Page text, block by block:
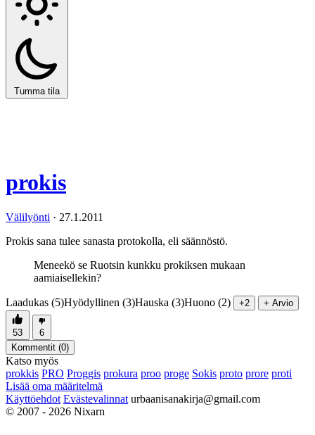
Tumma tila
prokis
Välilyönti · 27.1.2011
Prokis sana tulee sanasta protokolla, eli säännöstö.
Meneekö se Ruotsin kunkku prokiksen mukaan
aamiaisellekin?
Laadukas (5)Hyödyllinen (3)Hauska (3)Huono (2) +2 + Arvio
53
6
Kommentit (0)
Katso myös
prokkis PRO Proggis prokura proo proge Sokis proto prore proti
Lisää oma määritelmä
Käyttöehdot Evästevalinnat urbaanisanakirja@gmail.com
© 2007 - 2026 Nixarn